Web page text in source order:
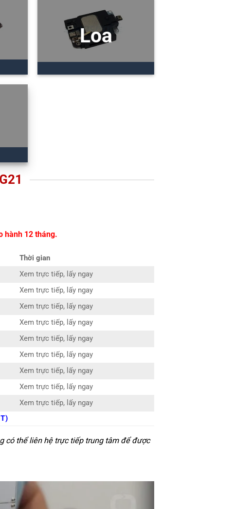
Loa
hành 12 tháng.
Thời gian
Xem trực tiếp, lấy ngay
Xem trực tiếp, lấy ngay
Xem trực tiếp, lấy ngay
Xem trực tiếp, lấy ngay
Xem trực tiếp, lấy ngay
Xem trực tiếp, lấy ngay
Xem trực tiếp, lấy ngay
Xem trực tiếp, lấy ngay
Xem trực tiếp, lấy ngay
có thể liên hệ trực tiếp trung tâm để được